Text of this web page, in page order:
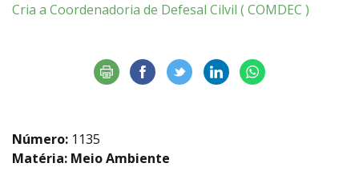
Cria a Coordenadoria de Defesal Cilvil ( COMDEC )
Número: 1135
Matéria: Meio Ambiente